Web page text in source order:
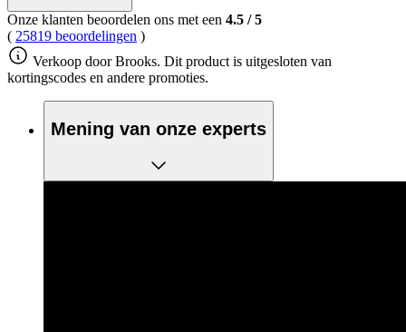
Onze klanten beoordelen ons met een 4.5 /5
( 25819 beoordelingen )
Verkoop door Brooks. Dit product is uitgesloten van
kortingscodes en andere promoties.
Mening van onze experts